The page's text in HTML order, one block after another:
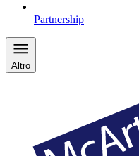
Partnership
Altro